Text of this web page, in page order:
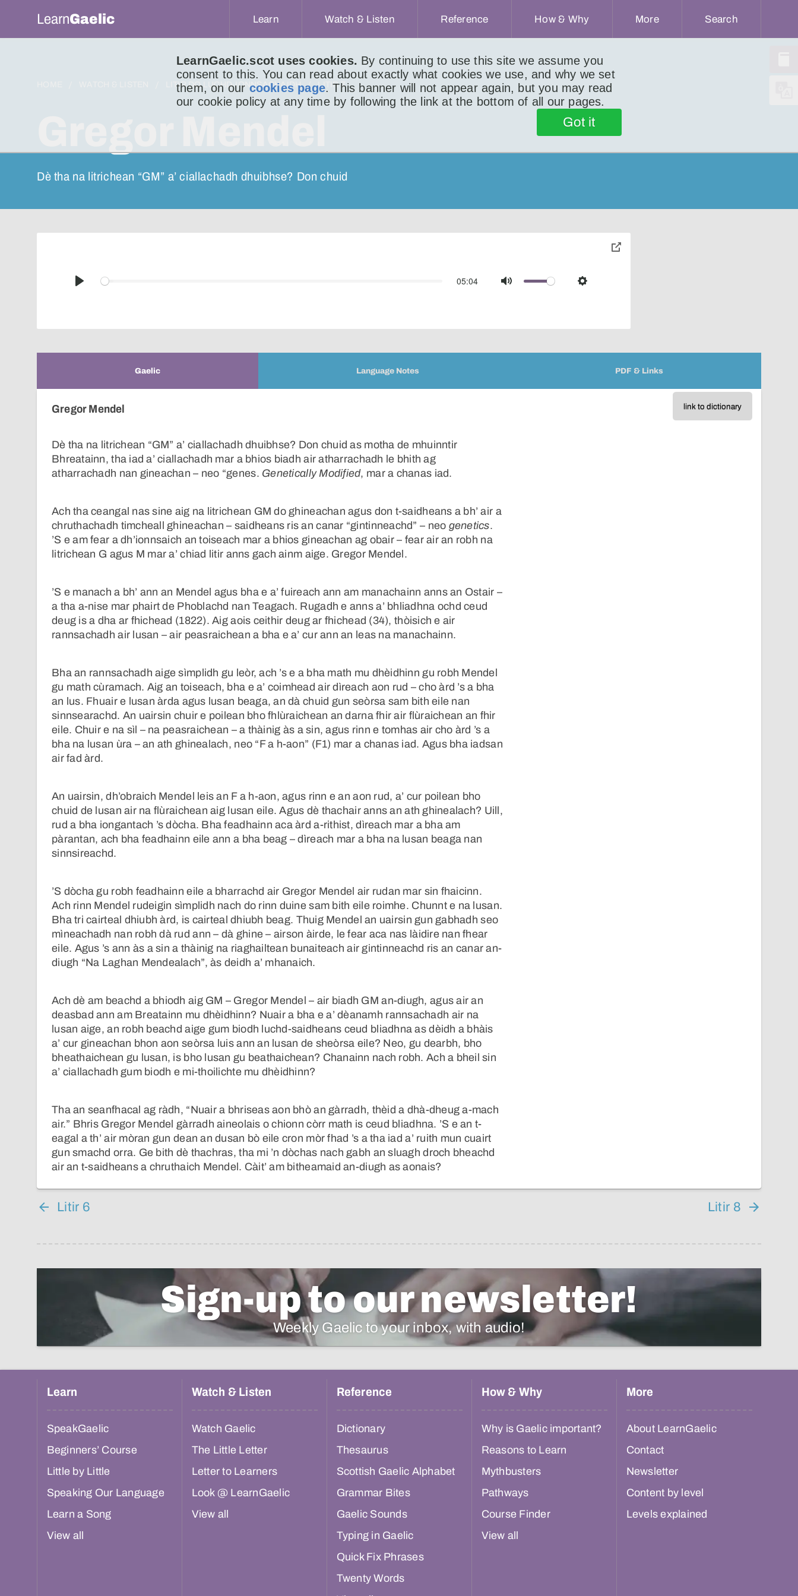
LearnGaelic.scot uses cookies. By continuing to use this site we assume you
consent to this. You can read about exactly what cookies we use, and why we set
them, on our cookies page. This banner will not appear again, but you may read
our cookie policy at any time by following the link at the bottom of all our pages.
Got it
LearnGaelic Learn Watch & Listen Reference How & Why More Search
LITIR DO LUCHD-IONNSACHAIDH LITIR 7
Dè tha na litrichean “GM” a’ ciallachadh dhuibhse? Don chuid
Play
05:04
Mute Settings
toggle
Gaelic Language Notes PDF & Links
link to dictionary
Gregor Mendel
Dè tha na litrichean “GM” a’ ciallachadh dhuibhse? Don chuid as motha de mhuinntir
Bhreatainn, tha iad a’ ciallachadh mar a bhios biadh air atharrachadh le bhith ag
atharrachadh nan gineachan – neo “genes. Genetically Modified, mar a chanas iad.
Ach tha ceangal nas sine aig na litrichean GM do ghineachan agus don t-saidheans a bh’ air a
chruthachadh timcheall ghineachan – saidheans ris an canar “gintinneachd” – neo genetics.
’S e am fear a dh’ionnsaich an toiseach mar a bhios gineachan ag obair – fear air an robh na
litrichean G agus M mar a’ chiad litir anns gach ainm aige. Gregor Mendel.
’S e manach a bh’ ann an Mendel agus bha e a’ fuireach ann am manachainn anns an Ostair –
a tha a-nise mar phairt de Phoblachd nan Teagach. Rugadh e anns a’ bhliadhna ochd ceud
deug is a dha ar fhichead (1822). Aig aois ceithir deug ar fhichead (34), thòisich e air
rannsachadh air lusan – air peasraichean a bha e a’ cur ann an leas na manachainn.
Bha an rannsachadh aige sìmplidh gu leòr, ach ’s e a bha math mu dhèidhinn gu robh Mendel
gu math cùramach. Aig an toiseach, bha e a’ coimhead air dìreach aon rud – cho àrd ’s a bha
an lus. Fhuair e lusan àrda agus lusan beaga, an dà chuid gun seòrsa sam bith eile nan
sinnsearachd. An uairsin chuir e poilean bho fhlùraichean an darna fhir air flùraichean an fhir
eile. Chuir e na sìl – na peasraichean – a thàinig às a sin, agus rinn e tomhas air cho àrd ’s a
bha na lusan ùra – an ath ghinealach, neo “F a h-aon” (F1) mar a chanas iad. Agus bha iadsan
air fad àrd.
An uairsin, dh’obraich Mendel leis an F a h-aon, agus rinn e an aon rud, a’ cur poilean bho
chuid de lusan air na flùraichean aig lusan eile. Agus dè thachair anns an ath ghinealach? Uill,
rud a bha iongantach ’s dòcha. Bha feadhainn aca àrd a-rithist, dìreach mar a bha am
pàrantan, ach bha feadhainn eile ann a bha beag – dìreach mar a bha na lusan beaga nan
sinnsireachd.
’S dòcha gu robh feadhainn eile a bharrachd air Gregor Mendel air rudan mar sin fhaicinn.
Ach rinn Mendel rudeigin sìmplidh nach do rinn duine sam bith eile roimhe. Chunnt e na lusan.
Bha tri cairteal dhiubh àrd, is cairteal dhiubh beag. Thuig Mendel an uairsin gun gabhadh seo
mìneachadh nan robh dà rud ann – dà ghine – airson àirde, le fear aca nas làidire nan fhear
eile. Agus ’s ann às a sin a thàinig na riaghailtean bunaiteach air gintinneachd ris an canar an-
diugh “Na Laghan Mendealach”, às deidh a’ mhanaich.
Ach dè am beachd a bhiodh aig GM – Gregor Mendel – air biadh GM an-diugh, agus air an
deasbad ann am Breatainn mu dhèidhinn? Nuair a bha e a’ dèanamh rannsachadh air na
lusan aige, an robh beachd aige gum biodh luchd-saidheans ceud bliadhna as dèidh a bhàis
a’ cur gineachan bhon aon seòrsa luis ann an lusan de sheòrsa eile? Neo, gu dearbh, bho
bheathaichean gu lusan, is bho lusan gu beathaichean? Chanainn nach robh. Ach a bheil sin
a’ ciallachadh gum biodh e mi-thoilichte mu dhèidhinn?
Tha an seanfhacal ag ràdh, “Nuair a bhriseas aon bhò an gàrradh, thèid a dhà-dheug a-mach
air.” Bhris Gregor Mendel gàrradh aineolais o chionn còrr math is ceud bliadhna. ’S e an t-
eagal a th’ air mòran gun dean an dusan bò eile cron mòr fhad ’s a tha iad a’ ruith mun cuairt
gun smachd orra. Ge bith dè thachras, tha mi ’n dòchas nach gabh an sluagh droch bheachd
air an t-saidheans a chruthaich Mendel. Càit’ am bitheamaid an-diugh as aonais?
Litir 6 Litir 8
Sign-up to our newsletter!
Weekly Gaelic to your inbox, with audio!
Learn
SpeakGaelic
Beginners’ Course
Little by Little
Speaking Our Language
Learn a Song
View all
Watch & Listen
Watch Gaelic
The Little Letter
Letter to Learners
Look @ LearnGaelic
View all
Reference
Dictionary
Thesaurus
Scottish Gaelic Alphabet
Grammar Bites
Gaelic Sounds
Typing in Gaelic
Quick Fix Phrases
Twenty Words
How & Why
Why is Gaelic important?
Reasons to Learn
Mythbusters
Pathways
Course Finder
View all
More
About LearnGaelic
Contact
Newsletter
Content by level
Levels explained